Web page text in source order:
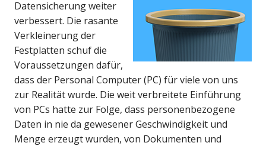
Datensicherung weiter
verbessert. Die rasante
Verkleinerung der
Festplatten schuf die
Voraussetzungen dafür,
dass der Personal Computer (PC) für viele von uns
zur Realität wurde. Die weit verbreitete Einführung
von PCs hatte zur Folge, dass personenbezogene
Daten in nie da gewesener Geschwindigkeit und
Menge erzeugt wurden, von Dokumenten und